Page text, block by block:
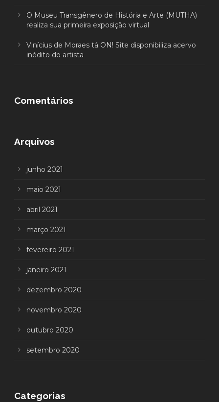
O Museu Transgênero de História e Arte (MUTHA)
realiza sua primeira exposição virtual
Vinícius de Moraes tá ON! Site disponibiliza acervo
inédito do artista
Comentários
Arquivos
junho 2021
maio 2021
abril 2021
março 2021
fevereiro 2021
janeiro 2021
dezembro 2020
novembro 2020
outubro 2020
setembro 2020
Categorias